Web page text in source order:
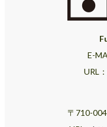
E-
URL：
〒710-